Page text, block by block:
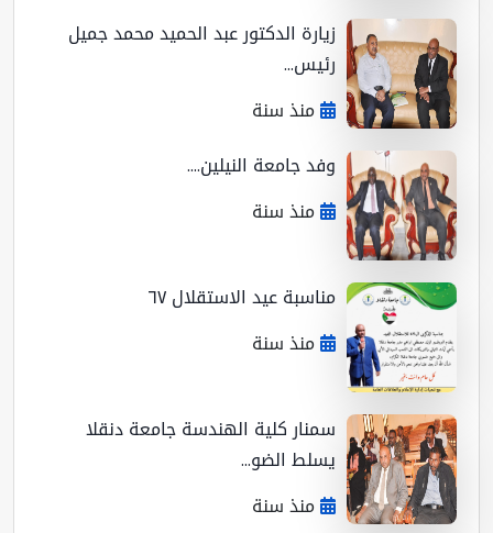
زيارة الدكتور عبد الحميد محمد جميل
رئيس...
منذ سنة
وفد جامعة النيلين....
منذ سنة
مناسبة عيد الاستقلال ٦٧
منذ سنة
سمنار كلية الهندسة جامعة دنقلا
يسلط الضو...
منذ سنة